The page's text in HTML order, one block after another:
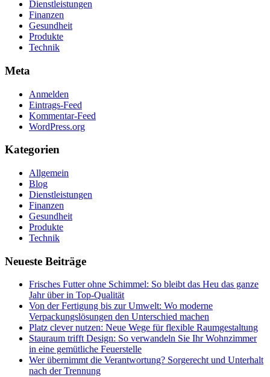
Dienstleistungen
Finanzen
Gesundheit
Produkte
Technik
Meta
Anmelden
Eintrags-Feed
Kommentar-Feed
WordPress.org
Kategorien
Allgemein
Blog
Dienstleistungen
Finanzen
Gesundheit
Produkte
Technik
Neueste Beiträge
Frisches Futter ohne Schimmel: So bleibt das Heu das ganze
Jahr über in Top-Qualität
Von der Fertigung bis zur Umwelt: Wo moderne
Verpackungslösungen den Unterschied machen
Platz clever nutzen: Neue Wege für flexible Raumgestaltung
Stauraum trifft Design: So verwandeln Sie Ihr Wohnzimmer
in eine gemütliche Feuerstelle
Wer übernimmt die Verantwortung? Sorgerecht und Unterhalt
nach der Trennung